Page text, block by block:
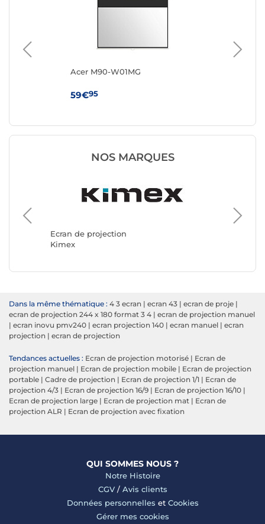
Acer M90-W01MG
59€95
NOS MARQUES
Ecran de projection
Kimex
Ecran
Oray
Dans la même thématique : 4 3 ecran | ecran 43 | ecran de proje |
ecran de projection 244 x 180 format 3 4 | ecran de projection manuel
| ecran inovu pmv240 | ecran projection 140 | ecran manuel | ecran
projection | ecran de projection
Tendances actuelles : Ecran de projection motorisé | Ecran de
projection manuel | Ecran de projection mobile | Ecran de projection
portable | Cadre de projection | Ecran de projection 1/1 | Ecran de
projection 4/3 | Ecran de projection 16/9 | Ecran de projection 16/10 |
Ecran de projection large | Ecran de projection mat | Ecran de
projection ALR | Ecran de projection avec fixation
QUI SOMMES NOUS ?
Notre Histoire
CGV/ Avis clients
Données personnelles et Cookies
Gérer mes cookies